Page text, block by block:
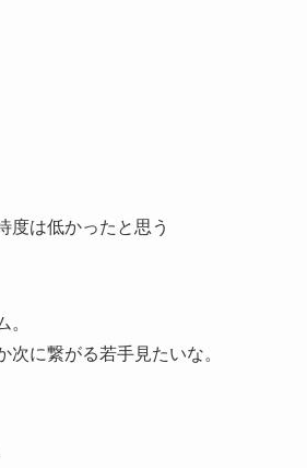
度は低かったと思う
。
次に繋がる若手見たいな。